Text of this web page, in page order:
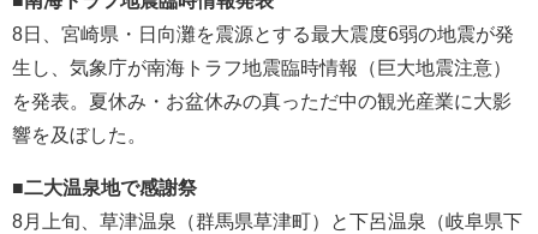
8日、宮崎県・日向灘を震源とする最大震度6弱の地震が発
生し、気象庁が南海トラフ地震臨時情報（巨大地震注意）
を発表。夏休み・お盆休みの真っただ中の観光産業に大影
響を及ぼした。
■二大温泉地で感謝祭
8月上旬、草津温泉（群馬県草津町）と下呂温泉（岐阜県下